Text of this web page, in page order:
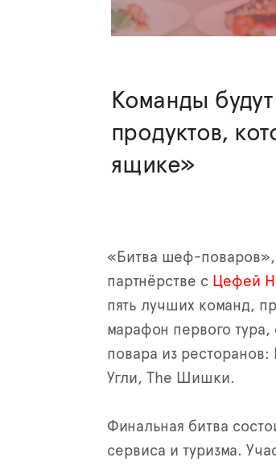
Команды
продуктов,
ящике»
«Битва шеф-
партнёрстве с Цефей
пять лучших команд,
марафон первого тура,
повара из
Угли, The Шишки.
Финальная битва
сервиса и туризма.